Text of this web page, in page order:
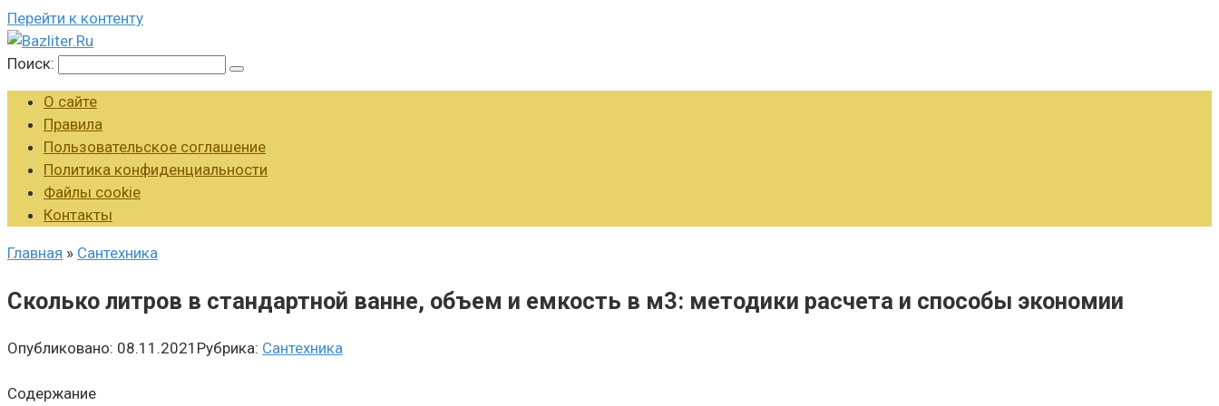
Перейти к контенту
Поиск:
О сайте
Правила
Пользовательское соглашение
Политика конфиденциальности
Файлы cookie
Контакты
Главная » Сантехника
Сколько литров в стандартной ванне, объем и емкость в м3: методики расчета и способы экономии
Опубликовано: 08.11.2021 Рубрика: Сантехника
Содержание